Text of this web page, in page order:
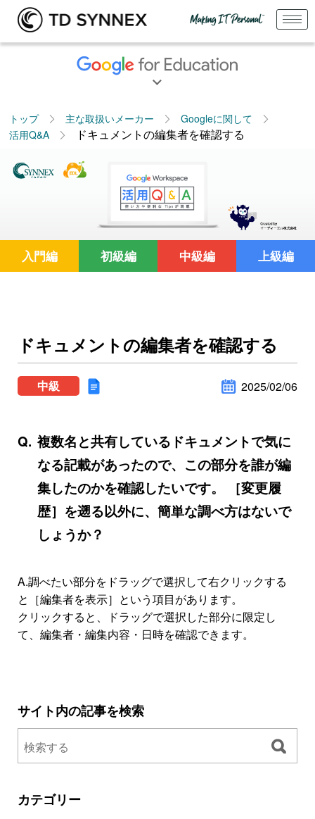
トップ 主な取扱いメーカー
Googleに関して
活用Q&A
ドキュメントの編集者を確認する
入門編 初級編 中級編 上級編
ドキュメントの編集者を確認する
中級 2025/02/06
複数名と共有しているドキュメントで気に
なる記載があったので、この部分を誰が編
集したのかを確認したいです。 ［変更履
歴］を遡る以外に、簡単な調べ方はないで
しょうか？
A.調べたい部分をドラッグで選択して右クリックする
と［編集者を表示］という項目があります。
クリックすると、ドラッグで選択した部分に限定し
て、編集者・編集内容・日時を確認できます。
サイト内の記事を検索
カテゴリー